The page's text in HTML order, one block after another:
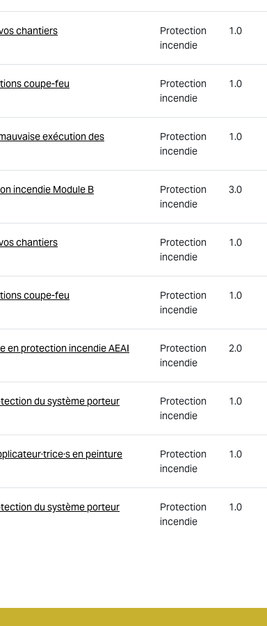
chantiers
Protection
incendie
1.0
coupe-feu
Protection
incendie
1.0
exécution des
Protection
incendie
1.0
incendie Module B
Protection
incendie
3.0
chantiers
Protection
incendie
1.0
coupe-feu
Protection
incendie
1.0
en protection incendie AEAI
Protection
incendie
2.0
du système porteur
Protection
incendie
1.0
en peinture
Protection
incendie
1.0
du système porteur
Protection
incendie
1.0